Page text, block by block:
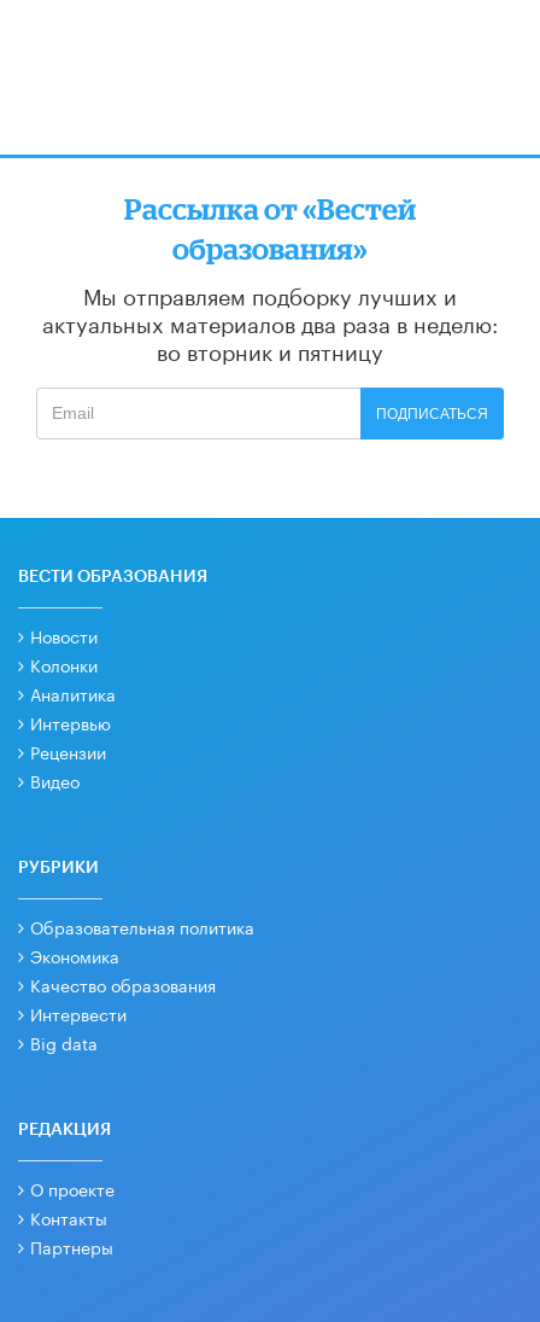
Рассылка от «Вестей
образования»
Мы отправляем подборку лучших и
актуальных материалов два раза в неделю:
во вторник и пятницу
ПОДПИСАТЬСЯ
ВЕСТИ ОБРАЗОВАНИЯ
Новости
Колонки
Аналитика
Интервью
Рецензии
Видео
РУБРИКИ
Образовательная политика
Экономика
Качество образования
Интервести
Big data
РЕДАКЦИЯ
О проекте
Контакты
Партнеры